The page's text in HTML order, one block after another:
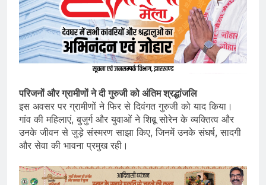
परिजनों और ग्रामीणों ने दी गुरुजी को अंतिम श्रद्धांजलि
इस अवसर पर ग्रामीणों ने फिर से दिवंगत गुरुजी को याद किया।
गांव की महिलाएं, बुजुर्ग और युवाओं ने शिबू सोरेन के व्यक्तित्व और
उनके जीवन से जुड़े संस्मरण साझा किए, जिनमें उनके संघर्ष, सादगी
और सेवा की भावना प्रमुख रही।